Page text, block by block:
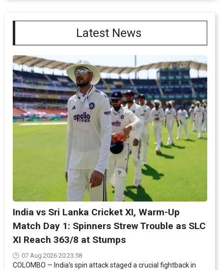
Latest News
India vs Sri Lanka Cricket XI, Warm-Up
Match Day 1: Spinners Strew Trouble as SLC
XI Reach 363/8 at Stumps
07 Aug 2026 20:23:58
COLOMBO — India's spin attack staged a crucial fightback in